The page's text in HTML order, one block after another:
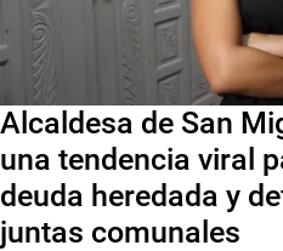
Alcaldesa de San
una tendencia viral
deuda heredada y
juntas comunales